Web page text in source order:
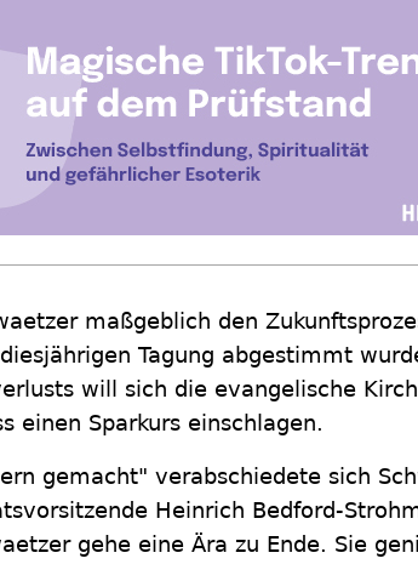
maßgeblich den
Tagung abgestimmt
will sich die evangelische
einen Sparkurs einschlagen.
gemacht" verabschiedete sich
Heinrich Bedford-
gehe eine Ära zu Ende. Sie